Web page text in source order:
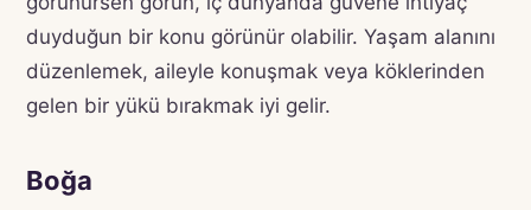
duyduğun bir konu görünür olabilir. Yaşam alanını
düzenlemek, aileyle konuşmak veya köklerinden
gelen bir yükü bırakmak iyi gelir.
Boğa